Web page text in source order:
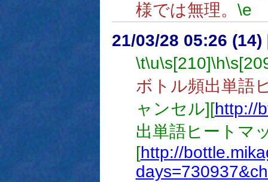
様では無理。 \e
21/03/28 05:26 (14)
\t\u\s[210]\h
ボトル頻出単語
ャンセル][http://
出単語ヒートマ
[http://